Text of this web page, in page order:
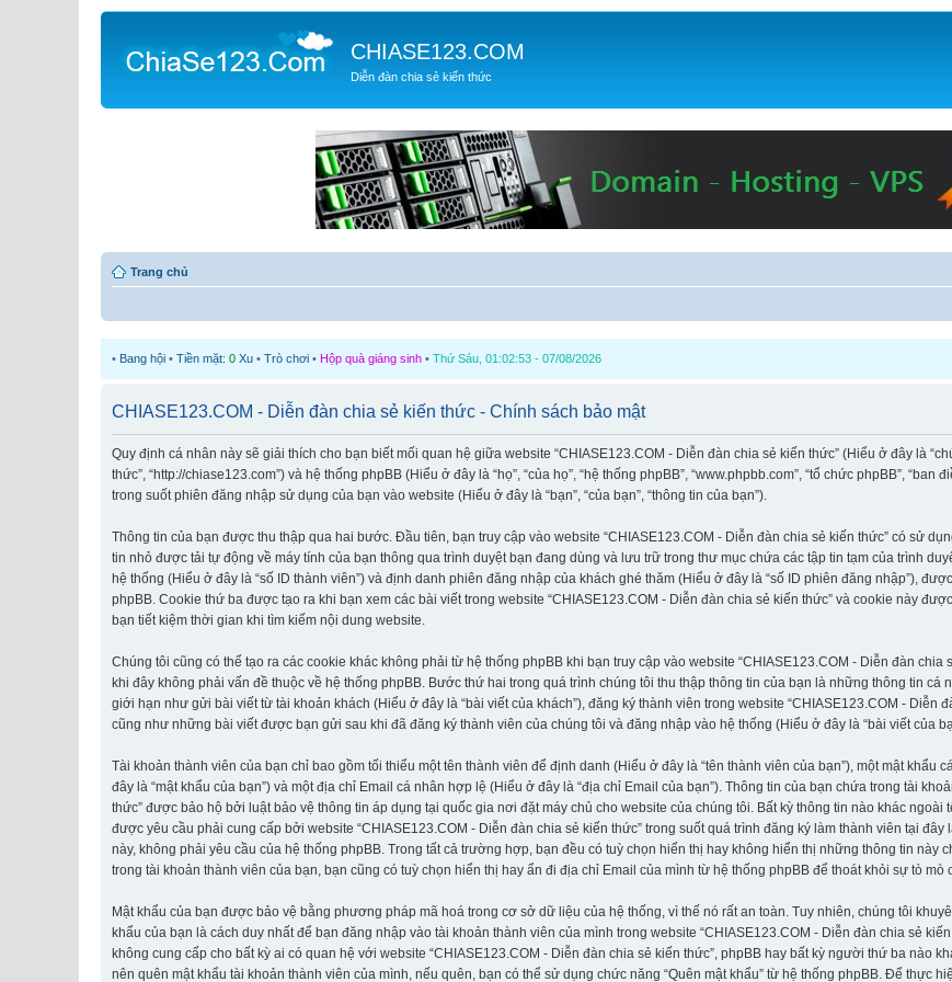
CHIASE123.COM
Diễn đàn chia sẻ kiến thức
Trang chủ
• Bang hội • Tiền mặt: 0 Xu • Trò chơi • Hộp quà giáng sinh • Thứ Sáu, 01:02:53 - 07/08/2026
CHIASE123.COM - Diễn đàn chia sẻ kiến thức - Chính sách bảo mật
Quy định cá nhân này sẽ giải thích cho bạn biết mối quan hệ giữa website “CHIASE123.COM - Diễn đàn chia sẻ kiến thức” (Hiểu ở đây là
thức”, “http://chiase123.com”) và hệ thống phpBB (Hiểu ở đây là “họ”, “của họ”, “hệ thống phpBB”, “www.phpbb.com”, “tổ chức phpBB”,
trong suốt phiên đăng nhập sử dụng của bạn vào website (Hiểu ở đây là “bạn”, “của bạn”, “thông tin của bạn”).
Thông tin của bạn được thu thập qua hai bước. Đầu tiên, bạn truy cập vào website “CHIASE123.COM - Diễn đàn chia sẻ kiến thức” có sử
tin nhỏ được tải tự động về máy tính của bạn thông qua trình duyệt bạn đang dùng và lưu trữ trong thư mục chứa các tập tin tạm của trình
hệ thống (Hiểu ở đây là “số ID thành viên”) và định danh phiên đăng nhập của khách ghé thăm (Hiểu ở đây là “số ID phiên đăng nhập”),
phpBB. Cookie thứ ba được tạo ra khi bạn xem các bài viết trong website “CHIASE123.COM - Diễn đàn chia sẻ kiến thức” và cookie này
bạn tiết kiệm thời gian khi tìm kiếm nội dung website.
Chúng tôi cũng có thể tạo ra các cookie khác không phải từ hệ thống phpBB khi bạn truy cập vào website “CHIASE123.COM - Diễn đàn
khi đây không phải vấn đề thuộc về hệ thống phpBB. Bước thứ hai trong quá trình chúng tôi thu thập thông tin của bạn là những thông tin
giới hạn như gửi bài viết từ tài khoản khách (Hiểu ở đây là “bài viết của khách”), đăng ký thành viên trong website “CHIASE123.COM - Diễn
cũng như những bài viết được bạn gửi sau khi đã đăng ký thành viên của chúng tôi và đăng nhập vào hệ thống (Hiểu ở đây là “bài viết của
Tài khoản thành viên của bạn chỉ bao gồm tối thiểu một tên thành viên để định danh (Hiểu ở đây là “tên thành viên của bạn”), một mật
đây là “mật khẩu của bạn”) và một địa chỉ Email cá nhân hợp lệ (Hiểu ở đây là “địa chỉ Email của bạn”). Thông tin của bạn chứa trong tài
thức” được bảo hộ bởi luật bảo vệ thông tin áp dụng tại quốc gia nơi đặt máy chủ cho website của chúng tôi. Bất kỳ thông tin nào khác
được yêu cầu phải cung cấp bởi website “CHIASE123.COM - Diễn đàn chia sẻ kiến thức” trong suốt quá trình đăng ký làm thành viên tại
này, không phải yêu cầu của hệ thống phpBB. Trong tất cả trường hợp, bạn đều có tuỳ chọn hiển thị hay không hiển thị những thông tin này
trong tài khoản thành viên của bạn, bạn cũng có tuỳ chọn hiển thị hay ẩn đi địa chỉ Email của mình từ hệ thống phpBB để thoát khỏi sự tò mò
Mật khẩu của bạn được bảo vệ bằng phương pháp mã hoá trong cơ sở dữ liệu của hệ thống, vì thế nó rất an toàn. Tuy nhiên, chúng tôi
khẩu của bạn là cách duy nhất để bạn đăng nhập vào tài khoản thành viên của mình trong website “CHIASE123.COM - Diễn đàn chia sẻ
không cung cấp cho bất kỳ ai có quan hệ với website “CHIASE123.COM - Diễn đàn chia sẻ kiến thức”, phpBB hay bất kỳ người thứ ba nào
nên quên mật khẩu tài khoản thành viên của mình, nếu quên, bạn có thể sử dụng chức năng “Quên mật khẩu” từ hệ thống phpBB. Để thực